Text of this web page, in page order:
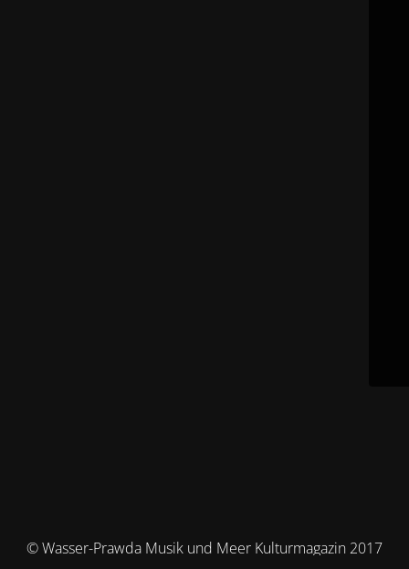
© Wasser-Prawda Musik und Meer Kulturmagazin 2017